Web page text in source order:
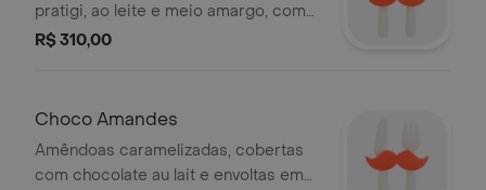
pratigi, ao leite e meio amargo, com
recheio de caramelo, que leva uma
R$ 310,00
Choco Amandes
Amêndoas caramelizadas, cobertas
com chocolate au lait e envoltas em